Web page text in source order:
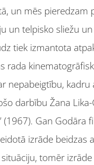
un mēs pieredzam
un telpisko sliežu
tiek izmantota
rada
nepabeigtību,
darbību Žana
(1967). Gan Godāra
izrāde beidzas
tomēr